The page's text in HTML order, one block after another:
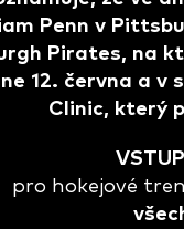
Penn v
Pirates, na
12. června a v
Clinic, který
pro hokejové